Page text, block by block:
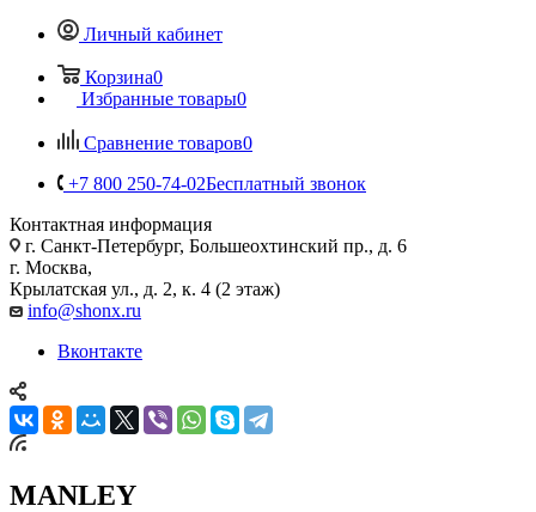
Личный кабинет
Корзина0
Избранные товары0
Сравнение товаров0
+7 800 250-74-02Бесплатный звонок
Контактная информация
г. Санкт-Петербург, Большеохтинский пр., д. 6
г. Москва,
Крылатская ул., д. 2, к. 4 (2 этаж)
info@shonx.ru
Вконтакте
MANLEY